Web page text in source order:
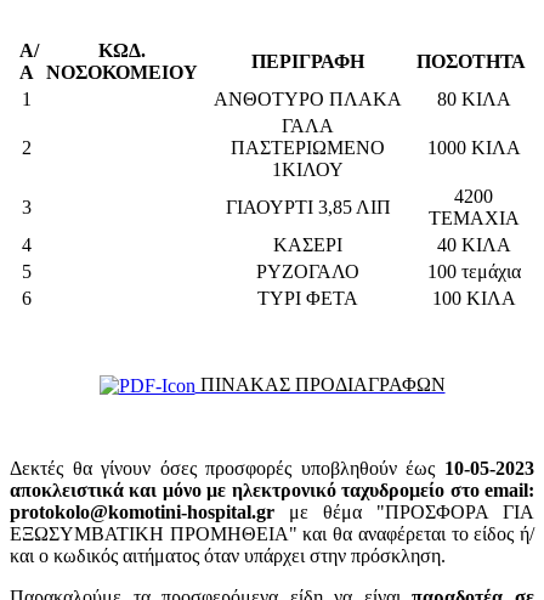
Α/
Α
ΚΩΔ.
ΝΟΣΟΚΟΜΕΙΟΥ
ΠΕΡΙΓΡΑΦΗ
ΠΟΣΟΤΗΤΑ
1
ΑΝΘΟΤΥΡΟ ΠΛΑΚΑ 80 ΚΙΛΑ
2
ΓΑΛΑ
ΠΑΣΤΕΡΙΩΜΕΝΟ
1ΚΙΛΟΥ
1000 ΚΙΛΑ
3 ΓΙΑΟΥΡΤΙ 3,85 ΛΙΠ
4200
ΤΕΜΑΧΙΑ
4
ΚΑΣΕΡΙ
40 ΚΙΛΑ
5
ΡΥΖΟΓΑΛΟ
100 τεμάχια
6
ΤΥΡΙ ΦΕΤΑ 100 ΚΙΛΑ
ΠΙΝΑΚΑΣ ΠΡΟΔΙΑΓΡΑΦΩΝ
Δεκτές θα γίνουν όσες προσφορές υποβληθούν έως 10-05-2023
αποκλειστικά και μόνο με ηλεκτρονικό ταχυδρομείο στο email:
protokolo@komotini-hospital.gr με θέμα "ΠΡΟΣΦΟΡΑ ΓΙΑ
ΕΞΩΣΥΜΒΑΤΙΚΗ ΠΡΟΜΗΘΕΙΑ" και θα αναφέρεται το είδος ή/
και ο κωδικός αιτήματος όταν υπάρχει στην πρόσκληση.